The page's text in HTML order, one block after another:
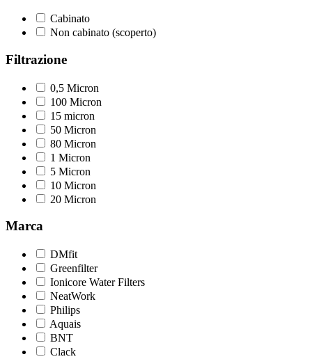
Cabinato
Non cabinato (scoperto)
Filtrazione
0,5 Micron
100 Micron
15 micron
50 Micron
80 Micron
1 Micron
5 Micron
10 Micron
20 Micron
Marca
DMfit
Greenfilter
Ionicore Water Filters
NeatWork
Philips
Aquais
BNT
Clack